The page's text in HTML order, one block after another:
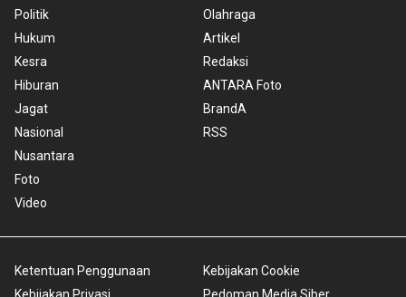
Politik
Hukum
Kesra
Hiburan
Jagat
Nasional
Nusantara
Foto
Video
Olahraga
Artikel
Redaksi
ANTARA Foto
BrandA
RSS
Ketentuan Penggunaan
Kebijakan Cookie